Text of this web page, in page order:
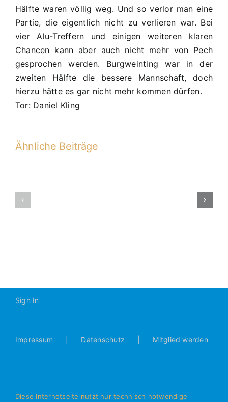
Hälfte waren völlig weg. Und so verlor man eine
Partie, die eigentlich nicht zu verlieren war. Bei
vier Alu-Treffern und einigen weiteren klaren
Chancen kann aber auch nicht mehr von Pech
gesprochen werden. Burgweinting war in der
zweiten Hälfte die bessere Mannschaft, doch
hierzu hätte es gar nicht mehr kommen dürfen.
Tor: Daniel Kling
Ähnliche Beiträge
Gerner-
Sign In
Impressum Datenschutz Mitglied werden
Diese Internetseite nutzt nur technisch notwendige